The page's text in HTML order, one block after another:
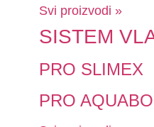
Svi proizvodi »
SISTEM
PRO SLIMEX
PRO